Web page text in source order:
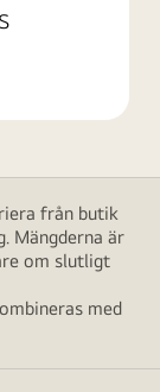
från butik
Mängderna är
om slutligt
med